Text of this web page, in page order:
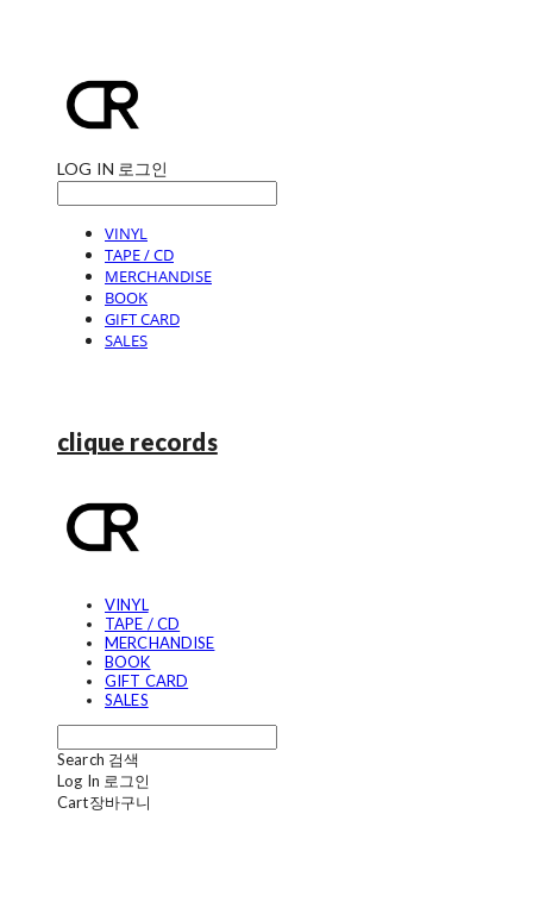
LOG IN 로그인
VINYL
TAPE / CD
MERCHANDISE
BOOK
GIFT CARD
SALES
clique records
VINYL
TAPE / CD
MERCHANDISE
BOOK
GIFT CARD
SALES
Search 검색
Log In 로그인
Cart장바구니